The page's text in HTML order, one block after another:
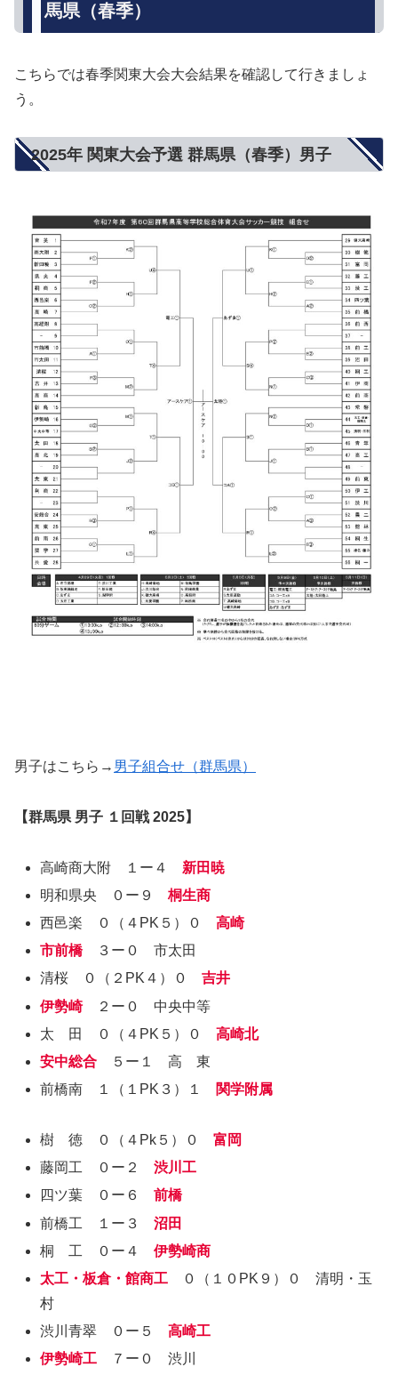
馬県（春季）
こちらでは春季関東大会大会結果を確認して行きましょ
う。
2025年 関東大会予選 群馬県（春季）男子
男子はこちら→ 男子組合せ（群馬県）
【群馬県 男子 １回戦 2025】
高崎商大附 １ー４ 新田暁
明和県央 ０ー９桐生商
西邑楽 ０（４PK５）０高崎
市前橋３ー０ 市太田
清桜 ０（２PK４）０吉井
伊勢崎２ー０ 中央中等
太 田 ０（４PK５）０高崎北
安中総合 ５ー１ 高 東
前橋南 １（１PK３）１
関学附属
樹 徳 ０（４Pk５）０富岡
藤岡工 ０ー２渋川工
四ツ葉 ０ー６前橋
前橋工 １ー３沼田
桐 工 ０ー４伊勢崎商
太工・板倉・館商工 ０（１０PK９）０ 清明・玉
村
渋川青翠 ０ー５高崎工
伊勢崎工 ７ー０ 渋川